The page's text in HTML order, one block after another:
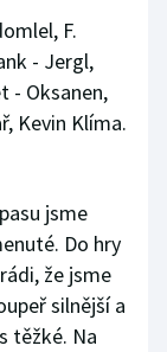
F.
- Jergl,
- Oksanen,
Kevin Klíma.
jsme
Do hry
že jsme
silnější a
těžké. Na